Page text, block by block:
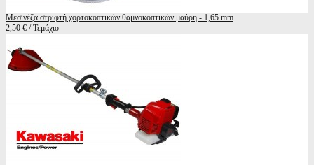
Μεσινέζα στριφτή χορτοκοπτικών θαμνοκοπτικών μαύρη - 1,65 mm
2,50 € / Τεμάχιο